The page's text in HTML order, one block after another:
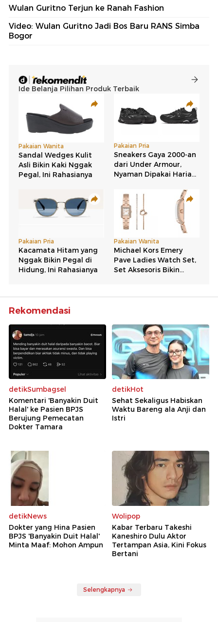
Wulan Guritno Terjun ke Ranah Fashion
Video: Wulan Guritno Jadi Bos Baru RANS Simba
Bogor
Rekomendasi
detikSumbagsel
Komentari 'Banyakin Duit
Halal' ke Pasien BPJS
Berujung Pemecatan
Dokter Tamara
detikHot
Sehat Sekaligus Habiskan
Waktu Bareng ala Anji dan
Istri
detikNews
Dokter yang Hina Pasien
BPJS 'Banyakin Duit Halal'
Minta Maaf: Mohon Ampun
Wolipop
Kabar Terbaru Takeshi
Kaneshiro Dulu Aktor
Tertampan Asia, Kini Fokus
Bertani
Selengkapnya